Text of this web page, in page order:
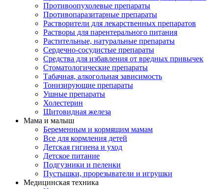
Противоопухолевые препараты
Противопаразитарные препараты
Растворители для лекарственных препаратов
Растворы для парентерального питания
Растительные, натуральные препараты
Сердечно-сосудистые препараты
Средства для избавления от вредных привычек
Стоматологические препараты
Табачная, алкогольная зависимость
Тонизирующие препараты
Ушные препараты
Холестерин
Щитовидная железа
Мама и малыш
Беременным и кормящим мамам
Все для кормления детей
Детская гигиена и уход
Детское питание
Подгузники и пеленки
Пустышки, прорезыватели и игрушки
Медицинская техника